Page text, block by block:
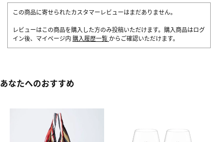
この商品に寄せられたカスタマーレビューはまだありません。
レビューはこの商品を購入した方のみ投稿いただけます。購入商品はログ
イン後、マイページ内 購入履歴一覧 からご確認いただけます。
あなたへのおすすめ